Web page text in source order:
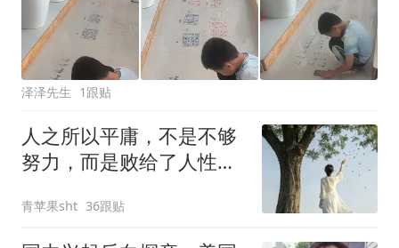
泽泽先生 1跟贴
人之所以平庸，不是不够
努力，而是败给了人性的
青苹果sht 36跟贴